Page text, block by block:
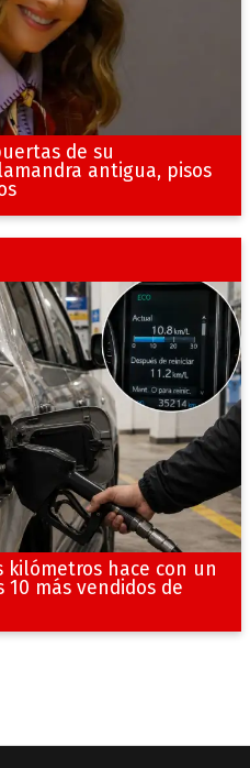
de su
antigua, pisos
kilómetros hace con un
más vendidos de